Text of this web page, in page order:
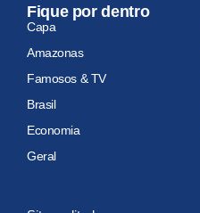
Fique por dentro
Capa
Amazonas
Famosos & TV
Brasil
Economia
Geral